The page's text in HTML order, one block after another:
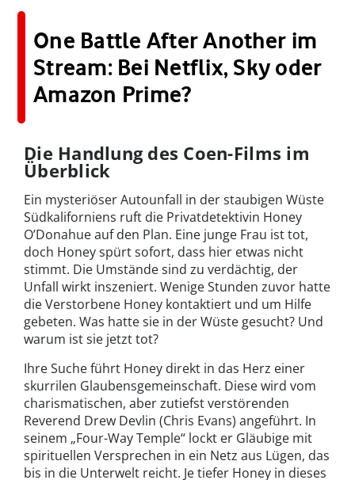
One Battle After Another im
Stream: Bei Netflix, Sky oder
Amazon Prime?
Die Handlung des Coen-Films im
Überblick
Ein mysteriöser Autounfall in der staubigen Wüste
Südkaliforniens ruft die Privatdetektivin Honey
O’Donahue auf den Plan. Eine junge Frau ist tot,
doch Honey spürt sofort, dass hier etwas nicht
stimmt. Die Umstände sind zu verdächtig, der
Unfall wirkt inszeniert. Wenige Stunden zuvor hatte
die Verstorbene Honey kontaktiert und um Hilfe
gebeten. Was hatte sie in der Wüste gesucht? Und
warum ist sie jetzt tot?
Ihre Suche führt Honey direkt in das Herz einer
skurrilen Glaubensgemeinschaft. Diese wird vom
charismatischen, aber zutiefst verstörenden
Reverend Drew Devlin (Chris Evans) angeführt. In
seinem „Four-Way Temple“ lockt er Gläubige mit
spirituellen Versprechen in ein Netz aus Lügen, das
bis in die Unterwelt reicht. Je tiefer Honey in dieses